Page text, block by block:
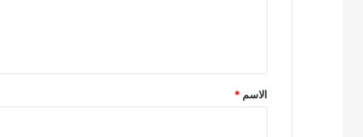
*
الاسم *